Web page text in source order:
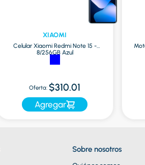
XIAOMI
Celular Xiaomi Redmi Note 15 -
8/256GB Azul
Oferta: $310.01
Agregar
Sobre nosotros